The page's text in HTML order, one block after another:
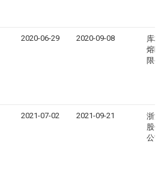
2020-06-29 2020-09-08
库柏
熔断
限公
2021-07-02 2021-09-21
浙江
股份
公司